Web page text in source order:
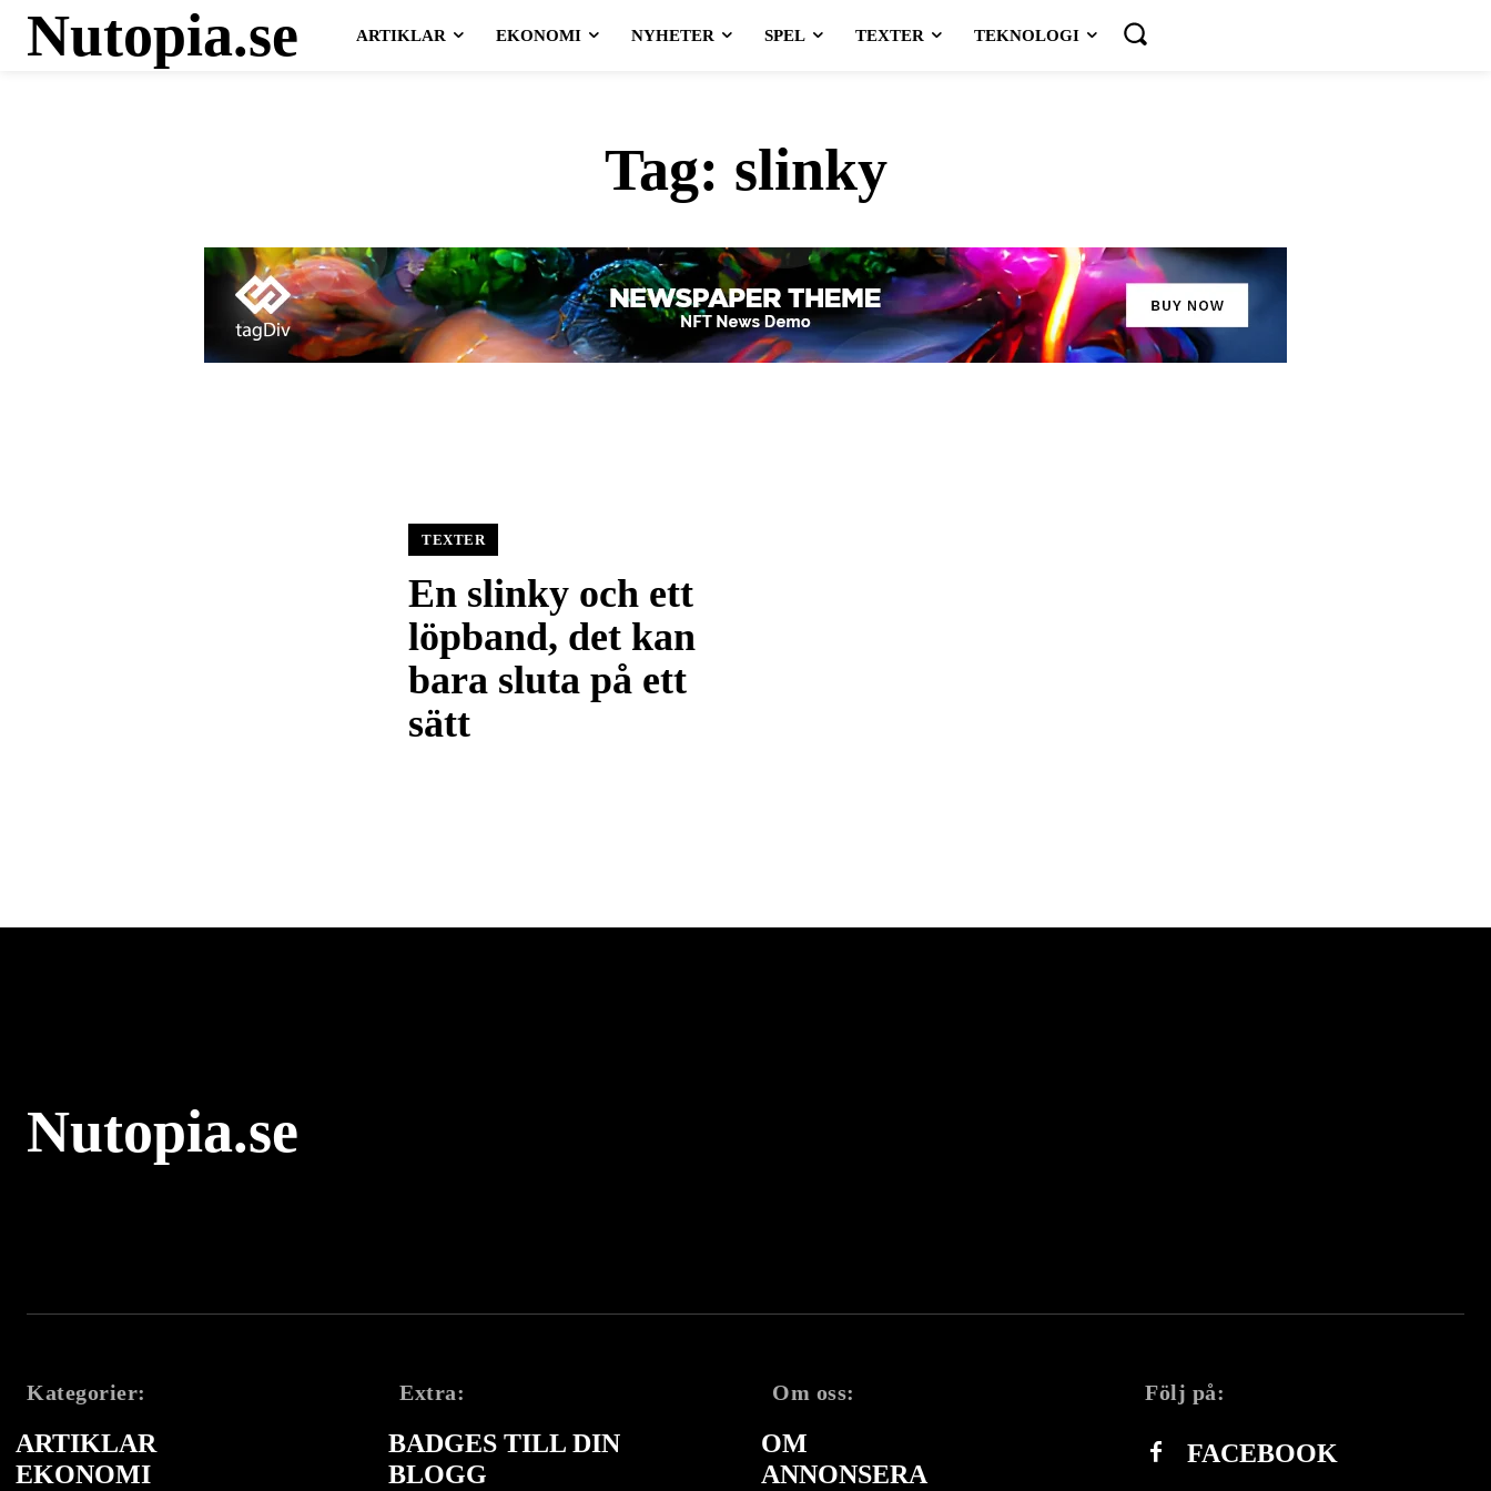
Nutopia.se ARTIKLAR EKONOMI NYHETER SPEL TEXTER TEKNOLOGI
Tag: slinky
TEXTER
En slinky och ett
löpband, det kan
bara sluta på ett
sätt
Nutopia.se
Kategorier:
ARTIKLAR
EKONOMI
Extra:
BADGES TILL DIN
BLOGG
Om oss:
OM
ANNONSERA
Följ på:
FACEBOOK